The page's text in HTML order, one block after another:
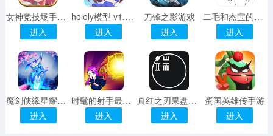
女神竞技场手游果盘版
进入
hololy模型 v1.200.52 安卓版
进入
刀锋之影游戏
进入
二毛和杰宝的社畜生活游戏
进入
魔剑侠缘星耀版 v2.32 安卓版
进入
时髦的射手最新版 v1.1.4 安卓版
进入
真红之刃果盘版 v2.0.2 安卓版
进入
蛋国英雄传手游
进入